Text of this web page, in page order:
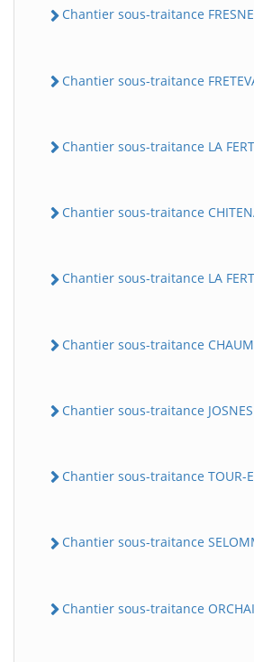
Chantier sous-traitance
Chantier sous-traitance
Chantier sous-traitance LA
Chantier sous-traitance
Chantier sous-traitance LA
Chantier sous-traitance
Chantier sous-traitance JOSNES
Chantier sous-traitance TOUR-
Chantier sous-traitance
Chantier sous-traitance